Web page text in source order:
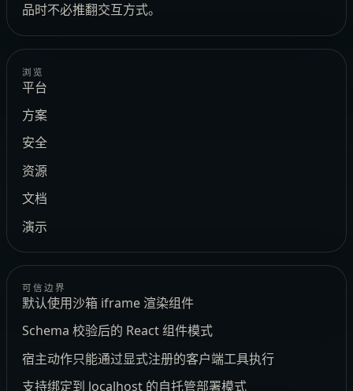
品时不必推翻交互方式。
浏览
平台
方案
安全
资源
文档
演示
可信边界
默认使用沙箱 iframe 渲染组件
Schema 校验后的 React 组件模式
宿主动作只能通过显式注册的客户端工具执行
支持绑定到 localhost 的自托管部署模式